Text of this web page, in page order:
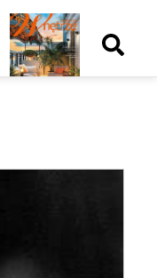
Nowy
numer